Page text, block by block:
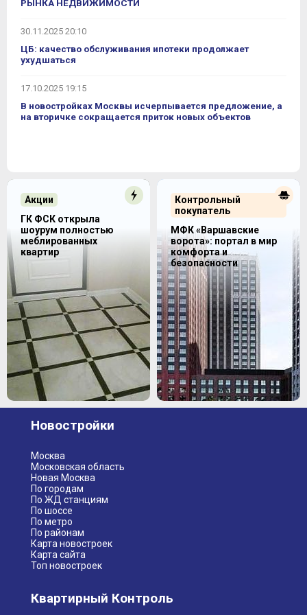
Алтуфьево и другие.
высотой в 17 этажей построен в Солнечногорском
районе области;
деревне Болтино. Также в копилке компании
«Ленинградский»
городском округе Истра,
РЫНКА НЕДВИЖИМОСТИ
30.11.2025 20:10
ЦБ: качество обслуживания ипотеки продолжает
ухудшаться
17.10.2025 19:15
В новостройках Москвы исчерпывается предложение, а
на вторичке сокращается приток новых объектов
Контрольный
покупатель
МФК «Варшавские
ворота»: портал в мир
комфорта и
безопасности
Акции
ГК ФСК открыла
шоурум полностью
меблированных
квартир
Новостройки
Москва
Московская область
Новая Москва
По городам
По ЖД станциям
По шоссе
По метро
По районам
Карта новостроек
Карта сайта
Топ новостроек
Квартирный Контроль